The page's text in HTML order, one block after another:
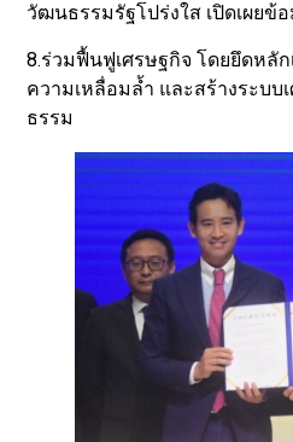
วัฒนธรรมรัฐโปร่งใส เปิดเผยข้
8.ร่วมฟื้นฟูเศรษฐกิจ โดยยึดหลั
ความเหลื่อมล้ำ และสร้างระบบ
ธรรม